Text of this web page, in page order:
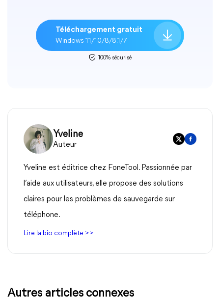
Téléchargement gratuit
Windows 11/10/8/8.1/7
100% sécurisé
Yveline
Auteur
Yveline est éditrice chez FoneTool. Passionnée par
l’aide aux utilisateurs, elle propose des solutions
claires pour les problèmes de sauvegarde sur
téléphone.
Lire la bio complète >>
Autres articles connexes